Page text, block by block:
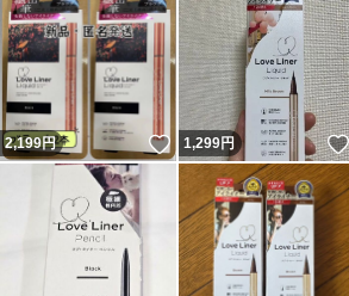
2,199円 いいね！
1,299円